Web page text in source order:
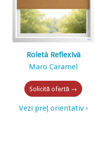
Roletă Reflexivă
Maro Caramel
Solicită ofertă →
Vezi preț orientativ ›